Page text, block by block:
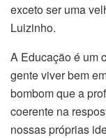
exceto ser uma
Luizinho.
A Educação é um
gente viver bem
bombom que a
coerente na
nossas próprias